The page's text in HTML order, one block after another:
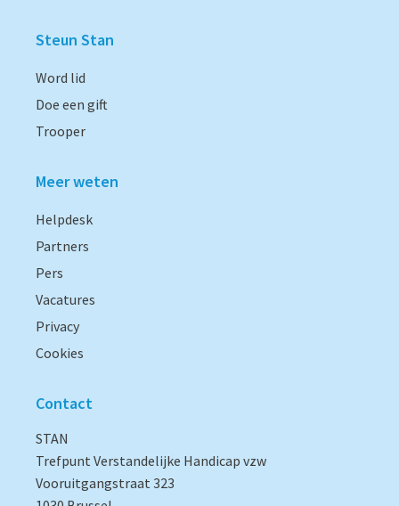
Steun Stan
Word lid
Doe een gift
Trooper
Meer weten
Helpdesk
Partners
Pers
Vacatures
Privacy
Cookies
Contact
STAN
Trefpunt Verstandelijke Handicap vzw
Vooruitgangstraat 323